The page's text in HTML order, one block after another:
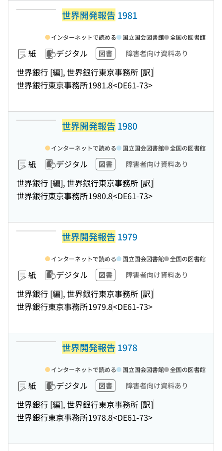
世界開発報告 1981
紙 デジタル 図書 障害者向け資料あり
世界銀行 [編], 世界銀行東京事務所 [訳]
世界銀行東京事務所1981.8<DE61-73>
インターネットで読める 国立国会図書館 全国の図書館
世界開発報告 1980
紙 デジタル 図書 障害者向け資料あり
世界銀行 [編], 世界銀行東京事務所 [訳]
世界銀行東京事務所1980.8<DE61-73>
インターネットで読める 国立国会図書館 全国の図書館
世界開発報告 1979
紙 デジタル 図書 障害者向け資料あり
世界銀行 [編], 世界銀行東京事務所 [訳]
世界銀行東京事務所1979.8<DE61-73>
インターネットで読める 国立国会図書館 全国の図書館
世界開発報告 1978
紙 デジタル 図書 障害者向け資料あり
世界銀行 [編], 世界銀行東京事務所 [訳]
世界銀行東京事務所1978.8<DE61-73>
インターネットで読める 国立国会図書館 全国の図書館